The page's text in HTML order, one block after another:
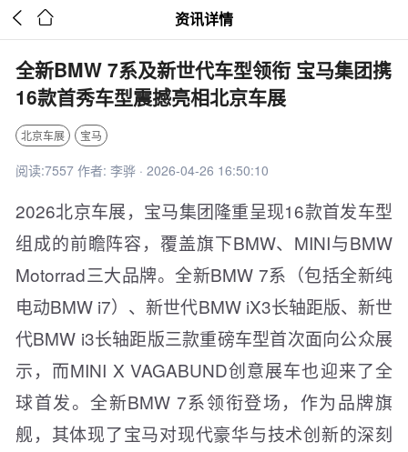
  资讯详情
全新BMW 7系及新世代车型领衔 宝马集团携
16款首秀车型震撼亮相北京车展
北京车展 宝马
阅读:7557 作者: 李骅 · 2026-04-26 16:50:10
2026北京车展，宝马集团隆重呈现16款首发车型
组成的前瞻阵容，覆盖旗下BMW、MINI与BMW
Motorrad三大品牌。全新BMW 7系（包括全新纯
电动BMW i7）、新世代BMW iX3长轴距版、新世
代BMW i3长轴距版三款重磅车型首次面向公众展
示，而MINI X VAGABUND创意展车也迎来了全
球首发。全新BMW 7系领衔登场，作为品牌旗
舰，其体现了宝马对现代豪华与技术创新的深刻